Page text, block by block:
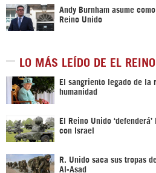
Andy Burnham asume
Reino Unido
LO MÁS LEÍDO DE EL
El sangriento legado de la
humanidad
El Reino Unido
con Israel
R. Unido saca sus tropas
Al-Asad